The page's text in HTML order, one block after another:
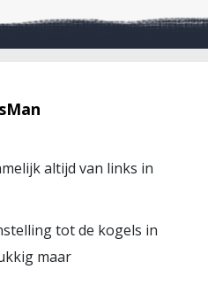
altijd van links in
tot de kogels in
maar